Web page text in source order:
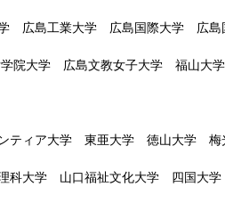
広島工業大学 広島国際大学 広島
院大学 広島文教女子大学 福山大
ティア大学 東亜大学 徳山大学 梅
科大学 山口福祉文化大学 四国大